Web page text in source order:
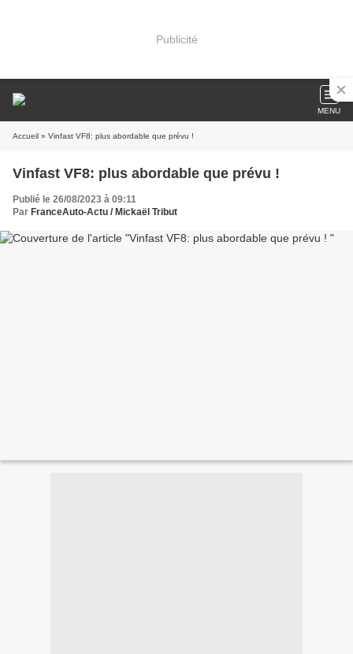
Publicité
MENU
Accueil » Vinfast VF8: plus abordable que prévu !
Vinfast VF8: plus abordable que prévu !
Publié le 26/08/2023 à 09:11
Par FranceAuto-Actu / Mickaël Tribut